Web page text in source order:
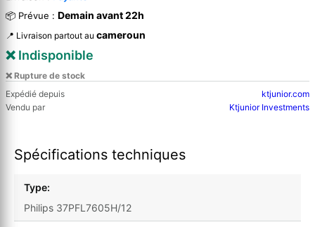
📦 Prévue : Demain avant 22h
📍 Livraison partout au cameroun
❌ Indisponible
❌ Rupture de stock
Expédié depuis
ktjunior.com
Vendu par
Ktjunior Investments
Spécifications techniques
Type:
Philips 37PFL7605H/12